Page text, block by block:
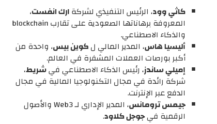
كاثي وود، الرئيس التنفيذي لشركةارك انفست،
المعروفة برهاناتها الصعودية على تقارب blockchain
والذكاء الاصطناعي.
أليسيا هاس، المدير المالي لكوين بيس، واحدة من
أكبر بورصات العملات المشفرة في العالم.
إميلي ساندز، رئيس الذكاء الاصطناعي فيشريط،
شركة رائدة في مجال التكنولوجيا المالية في مجال
الدفع عبر الإنترنت.
جيمس ترومانس
، المدير الإداري لـ Web3 والأصول
الرقمية فيجوجل كلاود.